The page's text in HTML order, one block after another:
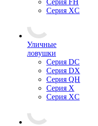
Серия FH
Серия XC
Уличные
ловушки
Серия DC
Серия DX
Серия QH
Серия X
Серия XC